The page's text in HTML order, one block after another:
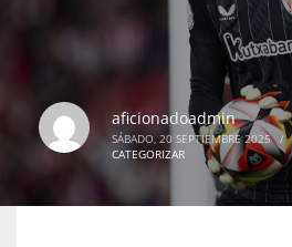
aficionadoadmin
SÁBADO, 20 SEPTIEMBRE 2025 /
CATEGORIZAR